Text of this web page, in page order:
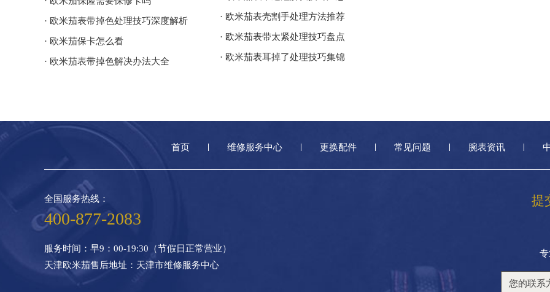
· 欧米茄表带掉色处理技巧深度解析
· 欧米茄保卡怎么看
· 欧米茄表带掉色解决办法大全
· 欧米茄表壳割手处理方法推荐
· 欧米茄表带太紧处理技巧盘点
· 欧米茄表耳掉了处理技巧集锦
首页 维修服务中心 更换配件 常见问题 腕表资讯
提
全国服务热线：
400-877-2083
服务时间：早9：00-19:30（节假日正常营业）
天津欧米茄售后地址：天津市维修服务中心